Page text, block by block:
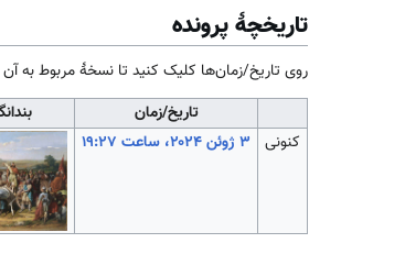
تاریخچهٔ پرونده
روی تاریخ/زمان‌ها کلیک کنید تا نسخهٔ مربوط به آن
تاریخ/زمان
کنونی